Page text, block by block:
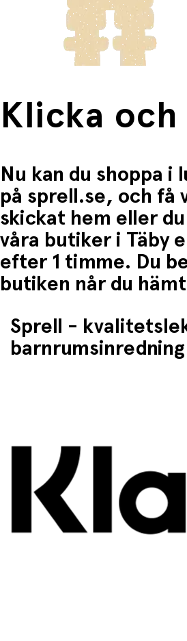
frakten för dessa varor visas i
Fri frakt när du handlar för mer än
Klicka
Nu kan du shoppa i
på sprell.se, och få
skickat hem eller
våra butiker i Täby
efter 1 timme. Du
butiken når du
Sprell -